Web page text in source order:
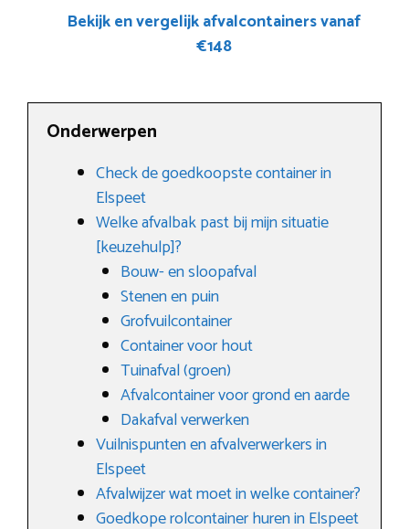
Bekijk en vergelijk afvalcontainers vanaf
€148
Onderwerpen
Check de goedkoopste container in
Elspeet
Welke afvalbak past bij mijn situatie
[keuzehulp]?
Bouw- en sloopafval
Stenen en puin
Grofvuilcontainer
Container voor hout
Tuinafval (groen)
Afvalcontainer voor grond en aarde
Dakafval verwerken
Vuilnispunten en afvalverwerkers in
Elspeet
Afvalwijzer wat moet in welke container?
Goedkope rolcontainer huren in Elspeet